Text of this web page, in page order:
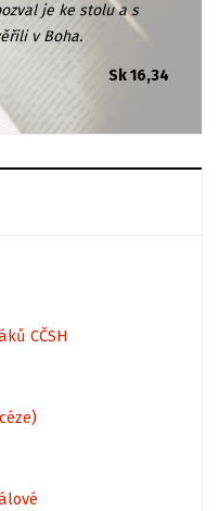
je ke stolu a s
v Boha.
Sk 16,34
CČSH